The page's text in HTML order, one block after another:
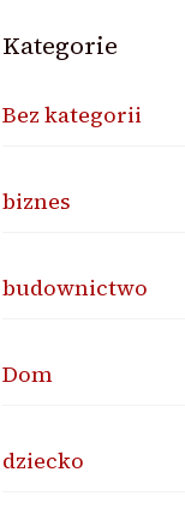
Kategorie
Bez kategorii
biznes
budownictwo
Dom
dziecko